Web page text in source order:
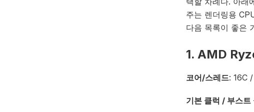
주는 렌더링용
다음 목록이 좋은
1. AMD
코어/스레드: 16C
기본 클럭 / 부스트